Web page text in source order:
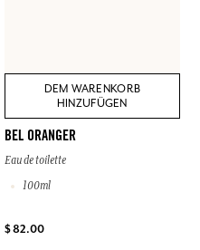
DEM WARENKORB
HINZUFÜGEN
BEL ORANGER
Eau de toilette
100ml
$ 82.00